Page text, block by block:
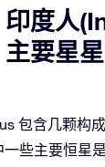
印度人
主要星星
包含几颗构
些主要恒星是